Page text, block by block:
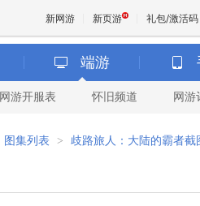
新网游 新页游 礼包/激活码
端游
网游开服表 怀旧频道 网游
图集列表 > 歧路旅人：大陆的霸者截